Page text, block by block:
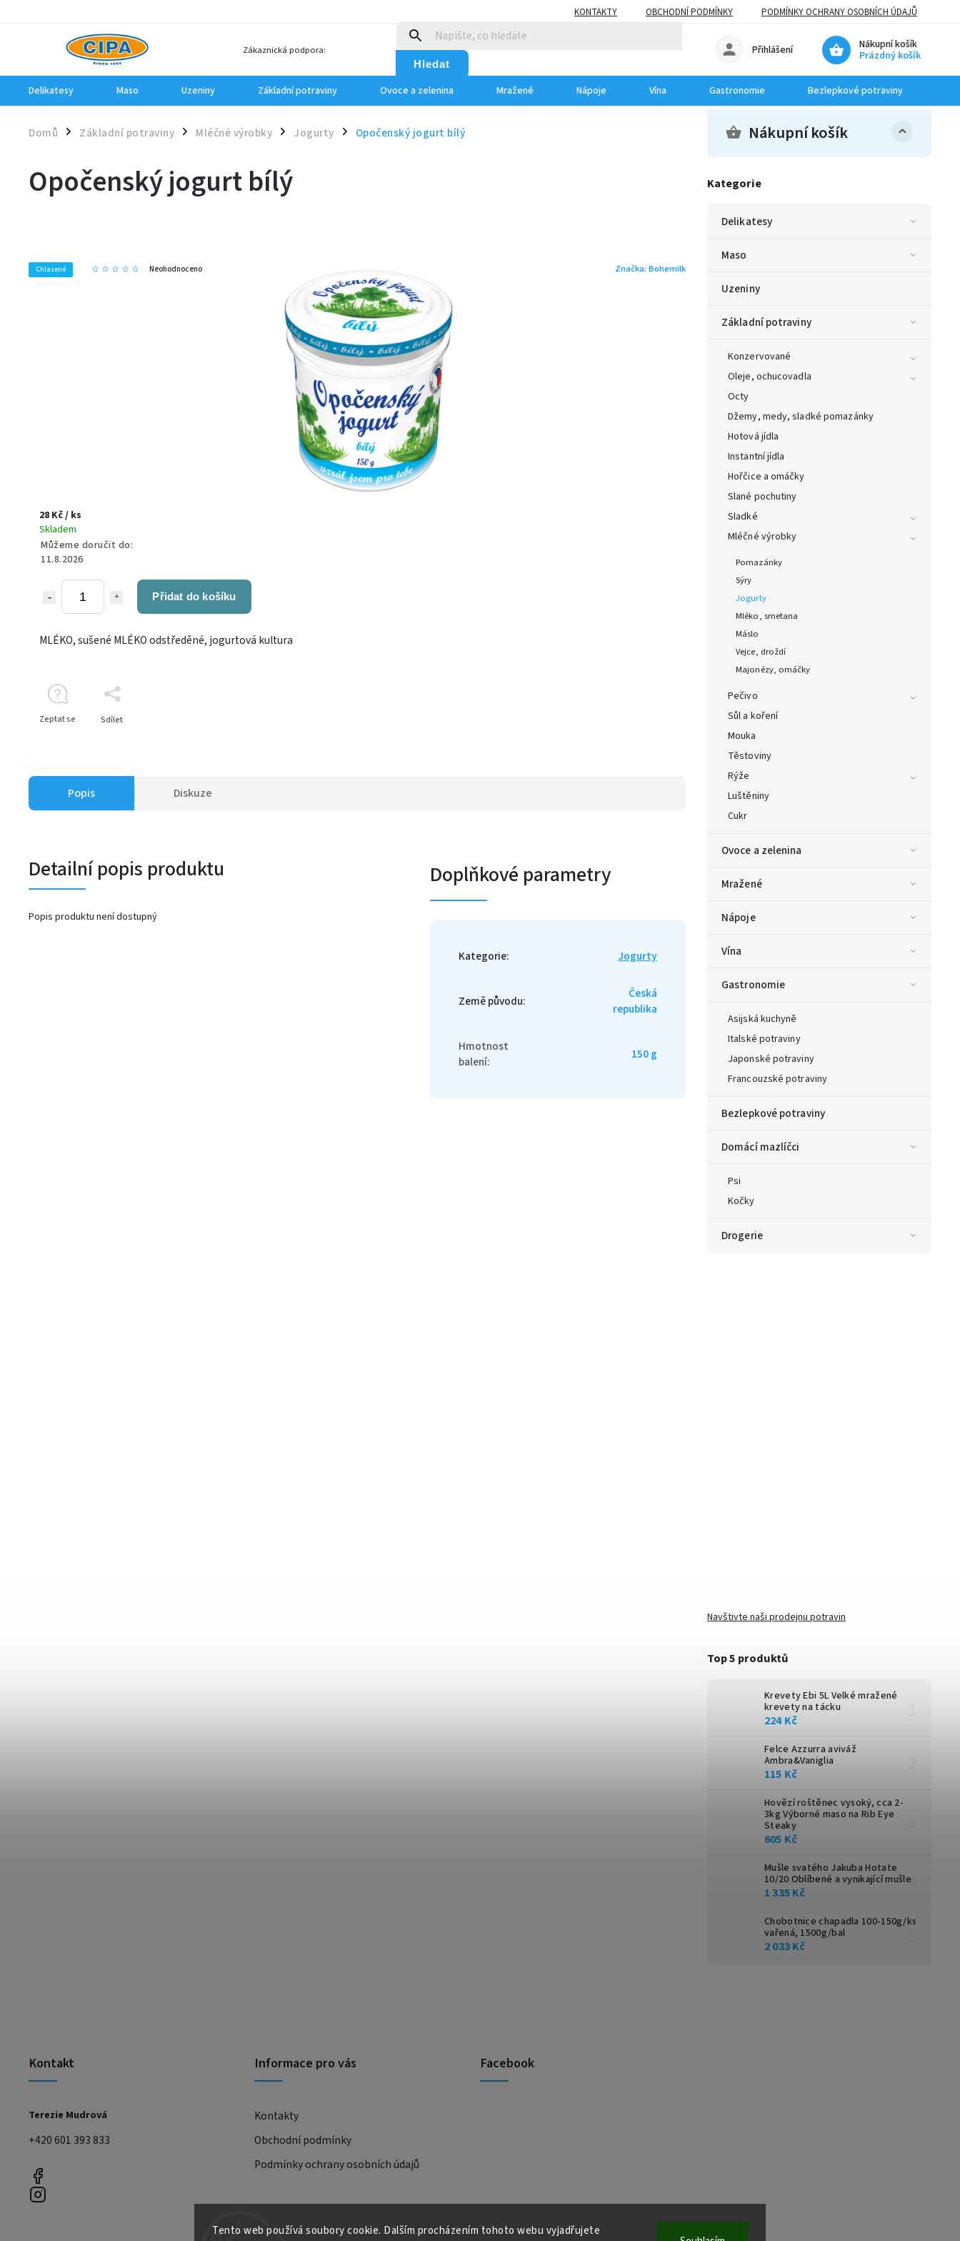
Tento web používá soubory cookie. Dalším procházením tohoto webu vyjadřujete
KONTAKTY OBCHODNÍ PODMÍNKY PODMÍNKY OCHRANY OSOBNÍCH ÚDAJŮ
Zákaznická podpora:
Hledat
Nákupní košík
Prázdný košík
Přihlášení
Delikatesy Maso Uzeniny Základní potraviny Ovoce a zelenina Mražené Nápoje Vína Gastronomie Bezlepkové potraviny
Domů / Základní potraviny / Mléčné výrobky / Jogurty / Opočenský jogurt bílý Nákupní košík
Kategorie
Delikatesy
Maso
Uzeniny
Základní potraviny
Konzervované
Oleje, ochucovadla
Octy
Džemy, medy, sladké pomazánky
Hotová jídla
Instantní jídla
Hořčice a omáčky
Slané pochutiny
Sladké
Mléčné výrobky
Pomazánky
Sýry
Jogurty
Mléko, smetana
Máslo
Vejce, droždí
Majonézy, omáčky
Pečivo
Sůl a koření
Mouka
Těstoviny
Rýže
Luštěniny
Cukr
Ovoce a zelenina
Mražené
Nápoje
Vína
Gastronomie
Asijská kuchyně
Italské potraviny
Japonské potraviny
Francouzské potraviny
Bezlepkové potraviny
Domácí mazlíčci
Psi
Kočky
Drogerie
Navštivte naši prodejnu potravin
Top 5 produktů
Krevety Ebi 5L Velké mražené
krevety na tácku
224 Kč
Felce Azzurra aviváž
Ambra&Vaniglia
115 Kč
Hovězí roštěnec vysoký, cca 2-
3kgVýborné maso na Rib Eye
Steaky
605 Kč
Mušle svatého Jakuba Hotate
10/20 Oblíbené a vynikající mušle
1 335 Kč
Chobotnice chapadla 100-150g/ks
vařená, 1500g/bal
2 033 Kč
Opočenský jogurt bílý
Chlazené Neohodnoceno Značka: Bohemilk
28 Kč/ ks
Skladem
Můžeme doručit do:
11.8.2026
Přidat do košíku
MLÉKO, sušené MLÉKO odstředěné, jogurtová kultura
Zeptat se Sdílet
Popis Diskuze
Detailní popis produktu
Popis produktu není dostupný
Doplňkové parametry
Kategorie: Jogurty
Země původu:
Česká
republika
Hmotnost
balení: 150 g
Kontakt
Terezie Mudrová
+420 601 393 833
Informace pro vás
Kontakty
Obchodní podmínky
Podmínky ochrany osobních údajů
Facebook